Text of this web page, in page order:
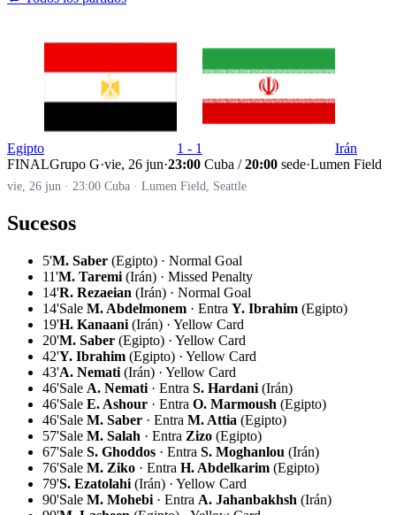
Egipto 1 - 1
Irán
FINALGrupo G·vie, 26 jun·23:00 Cuba /20:00 sede·Lumen Field
vie, 26 jun · 23:00 Cuba · Lumen Field, Seattle
Sucesos
5'M. Saber (Egipto) · Normal Goal
11'M. Taremi (Irán) · Missed Penalty
14'R. Rezaeian (Irán) · Normal Goal
14'Sale M. Abdelmonem · Entra Y. Ibrahim (Egipto)
19'H. Kanaani (Irán) · Yellow Card
20'M. Saber (Egipto) · Yellow Card
42'Y. Ibrahim (Egipto) · Yellow Card
43'A. Nemati (Irán) · Yellow Card
46'Sale A. Nemati · Entra S. Hardani (Irán)
46'Sale E. Ashour · Entra O. Marmoush (Egipto)
46'Sale M. Saber · Entra M. Attia (Egipto)
57'Sale M. Salah · Entra Zizo (Egipto)
67'Sale S. Ghoddos · Entra S. Moghanlou (Irán)
76'Sale M. Ziko · Entra H. Abdelkarim (Egipto)
79'S. Ezatolahi (Irán) · Yellow Card
90'Sale M. Mohebi · Entra A. Jahanbakhsh (Irán)